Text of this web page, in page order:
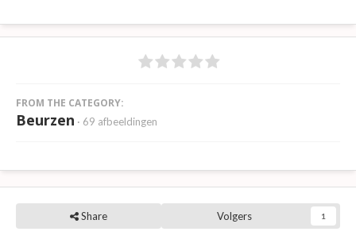
FROM THE CATEGORY:
Beurzen · 69 afbeeldingen
Share Volgers 1